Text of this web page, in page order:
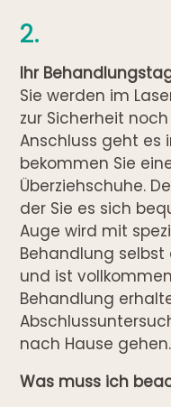
2.
Ihr
Sie werden im
zur Sicherheit
Anschluss geht es
bekommen Sie
Überziehschuhe.
der Sie es sich
Auge wird mit
Behandlung
und ist
Behandlung
nach Hause gehen.
Was muss ich